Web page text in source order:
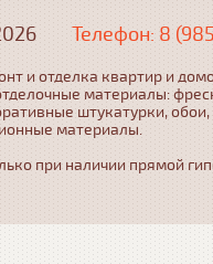
Телефон: 8
и отделка квартир и
материалы:
штукатурки,
материалы.
при наличии прямой